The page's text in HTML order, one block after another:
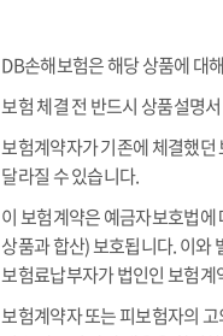
DB손해보험은 해당 상품에 대
보험 체결 전 반드시 상품설명
보험계약자가 기존에 체결했던
달라질 수 있습니다.
이 보험계약은 예금자보호법
상품과 합산) 보호됩니다. 이와
보험료납부자가 법인인 보험
보험계약자 또는 피보험자의